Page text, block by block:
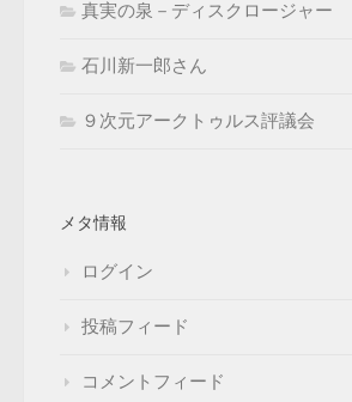
真実の泉－ディスクロージャー
石川新一郎さん
９次元アークトゥルス評議会
メタ情報
ログイン
投稿フィード
コメントフィード